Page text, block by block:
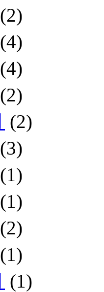
(2)
(4)
(4)
(2)
(2)
(3)
(1)
(1)
(2)
(1)
(1)